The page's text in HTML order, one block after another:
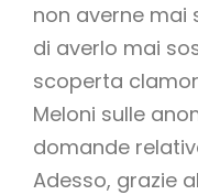
non averne mai
di averlo mai
scoperta
Meloni sulle
domande
Adesso, grazie